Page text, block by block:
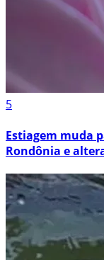
5
Estiagem muda
Rondônia e